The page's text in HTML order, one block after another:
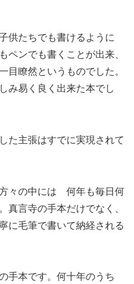
供たちでも書けるように
ペンでも書くことが出来、
目瞭然というものでした。
み易く良く出来た本でし
た主張はすでに実現されて
々の中には 何年も毎日何
真言寺の手本だけでなく、
に毛筆で書いて納経される
手本です。何十年のうち